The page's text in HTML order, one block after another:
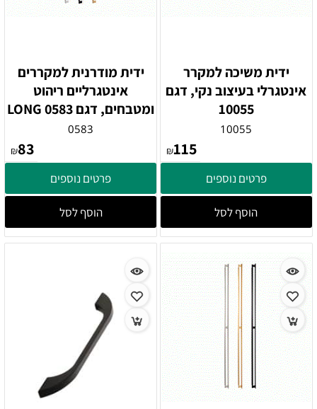
ידית משיכה למקרר
אינטגרלי בעיצוב נקי, דגם
10055
10055
₪115
פרטים נוספים
הוסף לסל
ידית מודרנית למקררים
אינטגרליים ריהוט
ומטבחים, דגם LONG 0583
0583
₪83
פרטים נוספים
הוסף לסל